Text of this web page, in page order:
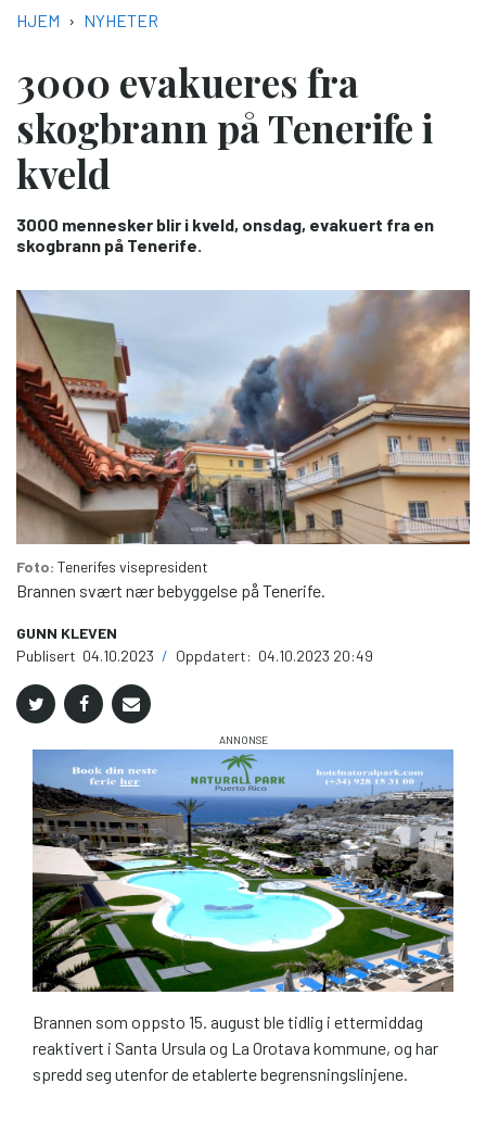
NAVIGASJONSSTI
HJEM NYHETER
3000 evakueres fra
skogbrann på Tenerife i
kveld
3000 mennesker blir i kveld, onsdag, evakuert fra en
skogbrann på Tenerife.
Foto: Tenerifes visepresident
Brannen svært nær bebyggelse på Tenerife.
GUNN KLEVEN
Publisert 04.10.2023 / Oppdatert: 04.10.2023 20:49
Brannen som oppsto 15. august ble tidlig i ettermiddag
reaktivert i Santa Ursula og La Orotava kommune, og har
spredd seg utenfor de etablerte begrensningslinjene.